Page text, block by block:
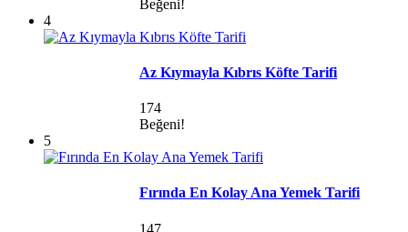
Beğeni!
4
Az Kıymayla Kıbrıs Köfte Tarifi
174
Beğeni!
5
Fırında En Kolay Ana Yemek Tarifi
147